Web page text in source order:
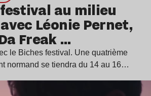
au milieu
Léonie Pernet,
Freak …
le Biches festival. Une quatrième
normand se tiendra du 14 au 16…